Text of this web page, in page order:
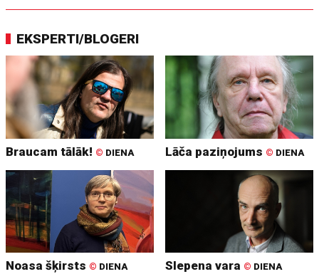
EKSPERTI/BLOGERI
Braucam tālāk! © DIENA Lāča paziņojums © DIENA
Noasa šķirsts © DIENA Slepena vara © DIENA